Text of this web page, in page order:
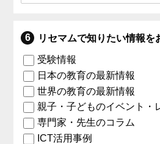
リセマムで知りたい情報を
受験情報
日本の教育の最新情報
世界の教育の最新情報
親子・子どものイベント・
専門家・先生のコラム
ICT活用事例